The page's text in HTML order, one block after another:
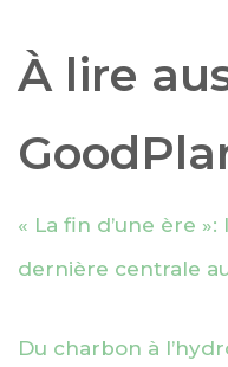
À lire
« La fin d’une ère
dernière centrale
Du charbon à